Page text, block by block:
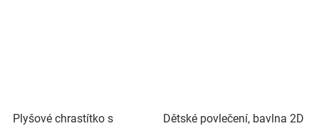
Plyšové chrastítko s
Dětské povlečení, bavlna 2D